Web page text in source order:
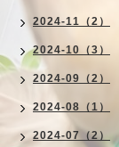
2024-11（2）
2024-10（3）
2024-09（2）
2024-08（1）
2024-07（2）